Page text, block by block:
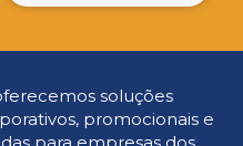
soluções
promocionais e